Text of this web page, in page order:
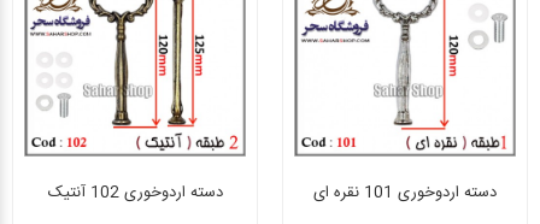
دسته اردوخوری 101 نقره ای دسته اردوخوری 102 آنتیک